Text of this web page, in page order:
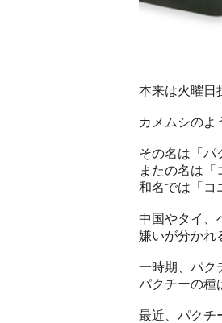
本来は火曜日
カメムシのよ
その名は「パ
またの名は「
和名では「コ
中国やタイ、
嫌いが分かれ
一時期、パク
パクチーの種
最近、パクチ